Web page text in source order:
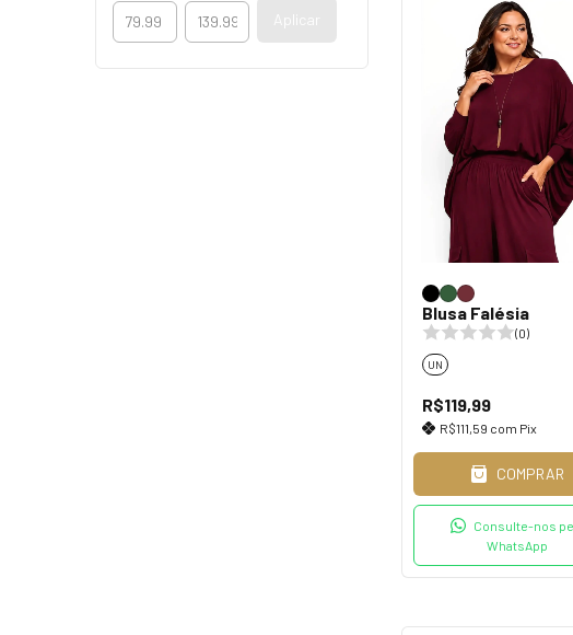
Aplicar
Blusa Falésia
(0)
UN
R$119,99
R$111,59 com Pix
COMPRAR
Consulte-nos
WhatsApp